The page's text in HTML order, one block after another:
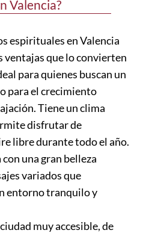
Valencia?
espirituales en Valencia
ventajas que lo convierten
para quienes buscan un
para el crecimiento
Tiene un clima
disfrutar de
libre durante todo el año.
una gran belleza
variados que
entorno tranquilo y
muy accesible, de